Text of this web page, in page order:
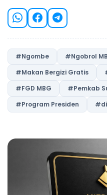
#Ngombe #Ngobrol
#Makan Bergizi Gratis
#FGD MBG
#Pemkab
#Program Presiden